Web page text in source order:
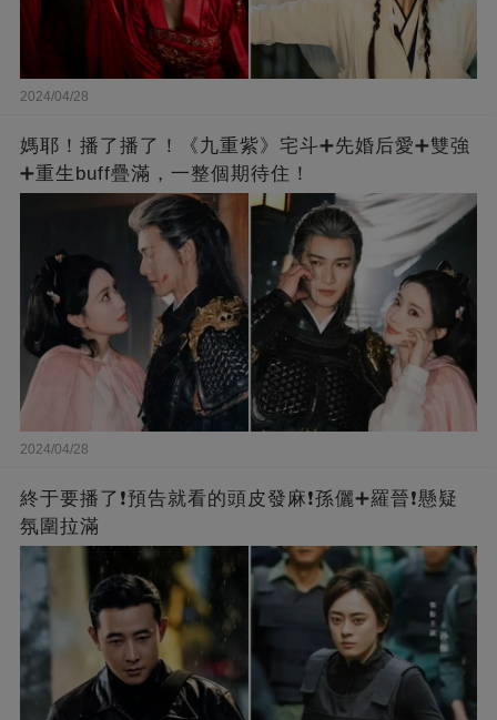
2024/04/28
媽耶！播了播了！《九重紫》宅斗➕先婚后愛➕雙強
➕重生buff疊滿，一整個期待住！
2024/04/28
終于要播了❗️預告就看的頭皮發麻❗️孫儷➕羅晉❗懸疑
氛圍拉滿